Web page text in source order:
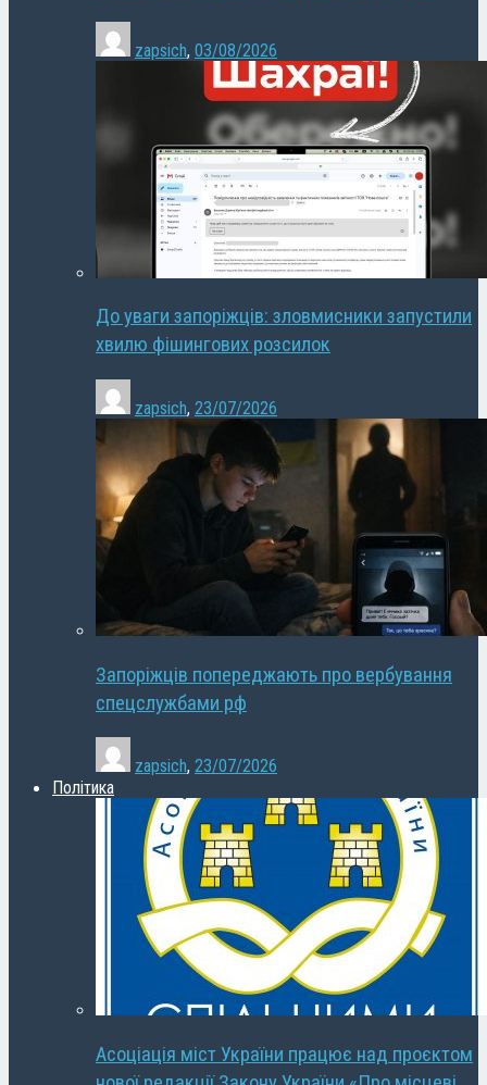
zapsich, 03/08/2026
До уваги запоріжців: зловмисники запустили
хвилю фішингових розсилок
zapsich, 23/07/2026
Запоріжців попереджають про вербування
спецслужбами рф
zapsich, 23/07/2026
Політика
Асоціація міст України працює над проєктом